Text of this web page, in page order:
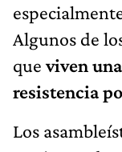
Algunos de
queviven
resistencia
Los